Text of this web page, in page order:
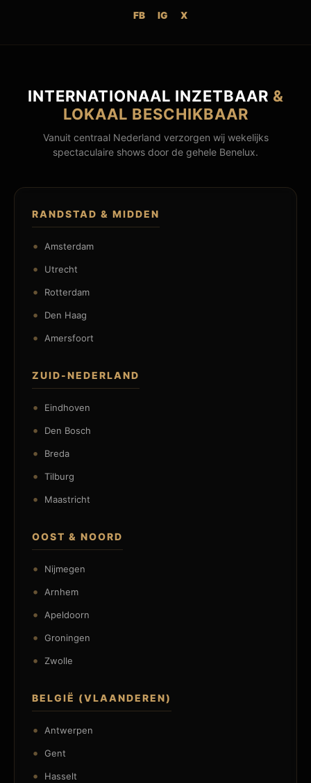
FB IG X
INTERNATIONAAL INZETBAAR &
LOKAAL BESCHIKBAAR
Vanuit centraal Nederland verzorgen wij wekelijks
spectaculaire shows door de gehele Benelux.
RANDSTAD & MIDDEN
Amsterdam
Utrecht
Rotterdam
Den Haag
Amersfoort
ZUID-NEDERLAND
Eindhoven
Den Bosch
Breda
Tilburg
Maastricht
OOST & NOORD
Nijmegen
Arnhem
Apeldoorn
Groningen
Zwolle
BELGIË (VLAANDEREN)
Antwerpen
Gent
Hasselt